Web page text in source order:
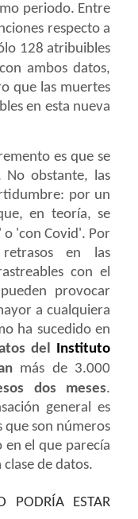
periodo. Entre
respecto a
128 atribuibles
ambos datos,
que las muertes
en esta nueva
es que se
No obstante, las
por un
en teoría, se
'con Covid'. Por
en las
con el
provocar
a cualquiera
ha sucedido en
del Instituto
más de 3.000
dos meses.
general es
que son números
en el que parecía
de datos.
PODRÍA ESTAR